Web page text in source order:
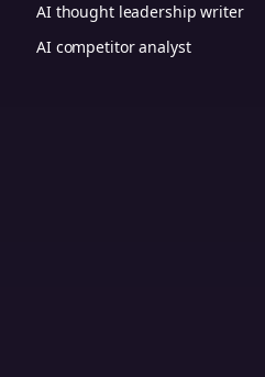
AI thought leadership writer
AI competitor analyst